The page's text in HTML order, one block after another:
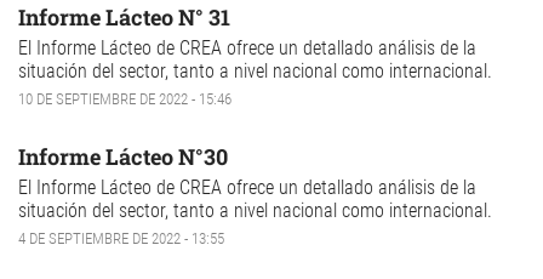
Informe Lácteo N° 31
El Informe Lácteo de CREA ofrece un detallado análisis de la
situación del sector, tanto a nivel nacional como internacional.
10 DE SEPTIEMBRE DE 2022 - 15:46
Informe Lácteo N°30
El Informe Lácteo de CREA ofrece un detallado análisis de la
situación del sector, tanto a nivel nacional como internacional.
4 DE SEPTIEMBRE DE 2022 - 13:55